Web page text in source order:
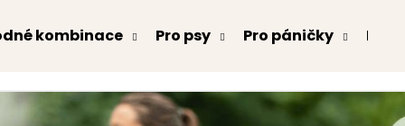
kombinace Pro psy Pro páničky
Co potřebujete najít?